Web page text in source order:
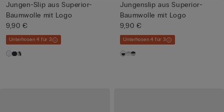
Jungen-Slip aus Superior-
Baumwolle mit Logo
9,90 €
Unterhosen 4 für 3
Jungenslip aus Superior-
Baumwolle mit Logo
9,90 €
Unterhosen 4 für 3